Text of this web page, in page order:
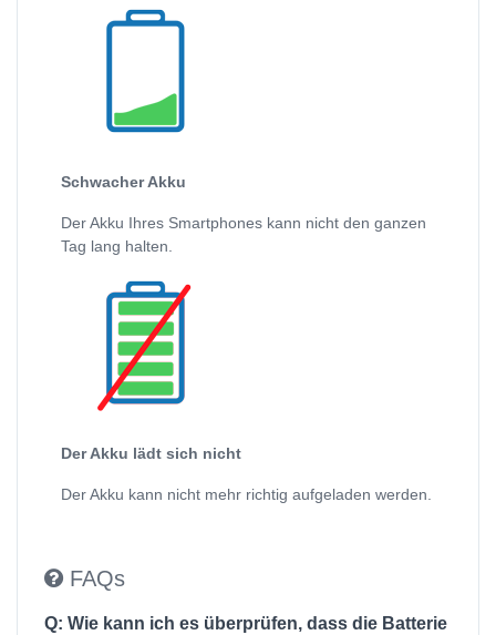
Schwacher Akku
Der Akku Ihres Smartphones kann nicht den ganzen
Tag lang halten.
Der Akku lädt sich nicht
Der Akku kann nicht mehr richtig aufgeladen werden.
FAQs
Q: Wie kann ich es überprüfen, dass die Batterie